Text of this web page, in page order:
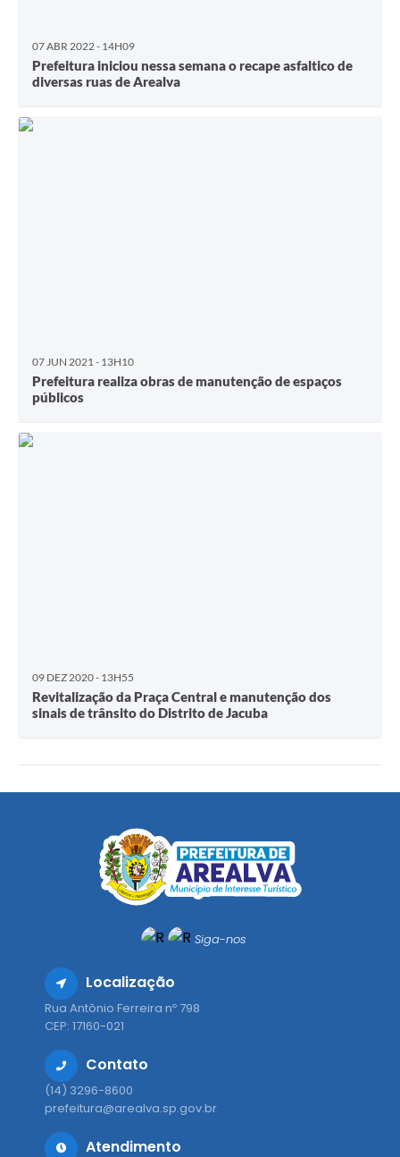
07 ABR 2022 - 14H09
Prefeitura iniciou nessa semana o recape asfaltico de
diversas ruas de Arealva
07 JUN 2021 - 13H10
Prefeitura realiza obras de manutenção de espaços
públicos
09 DEZ 2020 - 13H55
Revitalização da Praça Central e manutenção dos
sinais de trânsito do Distrito de Jacuba
Siga-nos
Localização
Rua Antônio Ferreira nº 798
CEP: 17160-021
Contato
(14) 3296-8600
prefeitura@arealva.sp.gov.br
Atendimento